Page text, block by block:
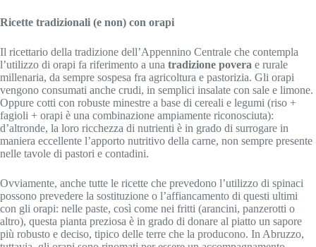
Ricette tradizionali (e non) con orapi
Il ricettario della tradizione dell’Appennino Centrale che contempla
l’utilizzo di orapi fa riferimento a una tradizione povera e rurale
millenaria, da sempre sospesa fra agricoltura e pastorizia. Gli orapi
vengono consumati anche crudi, in semplici insalate con sale e limone.
Oppure cotti con robuste minestre a base di cereali e legumi (riso +
fagioli + orapi è una combinazione ampiamente riconosciuta):
d’altronde, la loro ricchezza di nutrienti è in grado di surrogare in
maniera eccellente l’apporto nutritivo della carne, non sempre presente
nelle tavole di pastori e contadini.
Ovviamente, anche tutte le ricette che prevedono l’utilizzo di spinaci
possono prevedere la sostituzione o l’affiancamento di questi ultimi
con gli orapi: nelle paste, così come nei fritti (arancini, panzerotti o
altro), questa pianta preziosa è in grado di donare al piatto un sapore
più robusto e deciso, tipico delle terre che la producono. In Abruzzo,